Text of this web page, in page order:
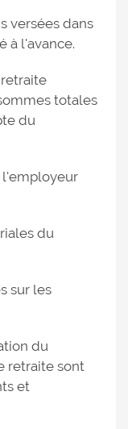
versées dans
à l'avance.
totales
du
l'employeur
du
sur les
du
retraite sont
et